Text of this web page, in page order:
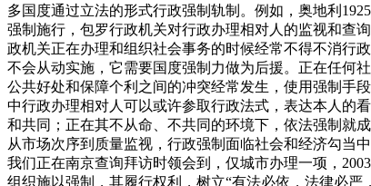
多国度通过立法的形式行政强制轨制。例如，奥地利
强制施行，包罗行政机关对行政办理相对人的监视和查
政机关正在办理和组织社会事务的时候经常不得不消行
不会从动实施，它需要国度强制力做为后援。正在任何
公共好处和保障个利之间的冲突经常发生，使用强制手
中行政办理相对人可以或许参取行政法式，表达本人的
和共同；正在其不从命、不共同的环境下，依法强制就
从市场次序到质量监视，行政强制面临社会和经济勾当
我们正在南京查询拜访时领会到，仅城市办理一项，
组织施以强制，其履行权利，树立“有法必依，法律必